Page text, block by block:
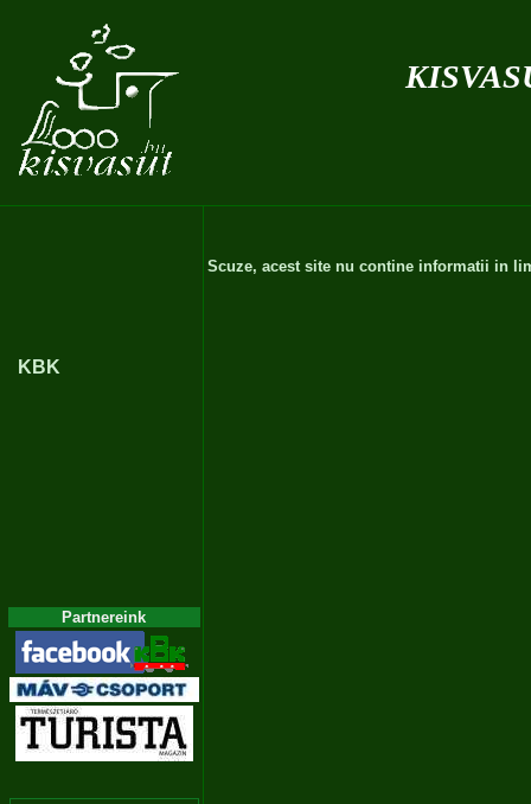
KBK
Partnereink
Scuze, acest site nu contine informatii in